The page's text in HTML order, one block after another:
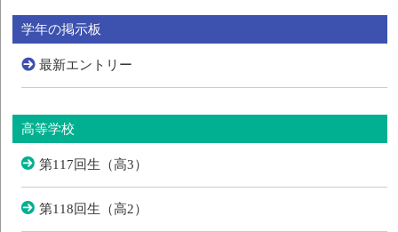
学年の掲示板
最新エントリー
高等学校
第117回生（高3）
第118回生（高2）